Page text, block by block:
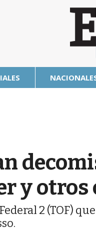
y otros
2 (TOF)